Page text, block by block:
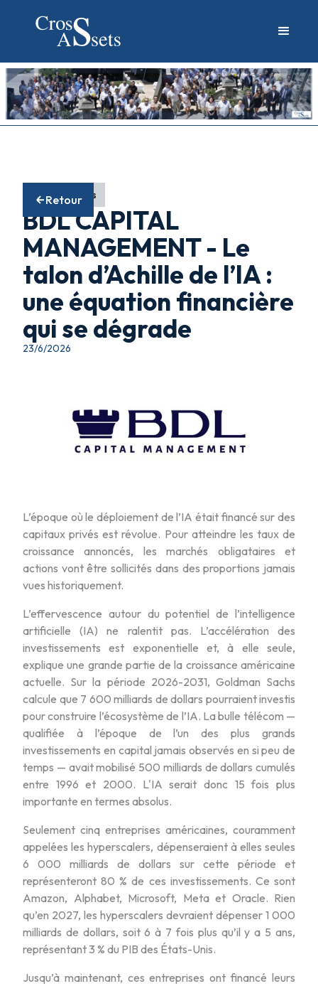
Retour
Fonds actions
BDL CAPITAL
MANAGEMENT - Le
talon d’Achille de l’IA :
une équation financière
qui se dégrade
23/6/2026
L’époque où le déploiement de l’IA était financé sur des
capitaux privés est révolue. Pour atteindre les taux de
croissance annoncés, les marchés obligataires et
actions vont être sollicités dans des proportions jamais
vues historiquement.
L’effervescence autour du potentiel de l’intelligence
artificielle (IA) ne ralentit pas. L’accélération des
investissements est exponentielle et, à elle seule,
explique une grande partie de la croissance américaine
actuelle. Sur la période 2026-2031, Goldman Sachs
calcule que 7 600 milliards de dollars pourraient investis
pour construire l’écosystème de l’IA. La bulle télécom —
qualifiée à l’époque de l’un des plus grands
investissements en capital jamais observés en si peu de
temps — avait mobilisé 500 milliards de dollars cumulés
entre 1996 et 2000. L'IA serait donc 15 fois plus
importante en termes absolus.
Seulement cinq entreprises américaines, couramment
appelées les hyperscalers, dépenseraient à elles seules
6 000 milliards de dollars sur cette période et
représenteront 80 % de ces investissements. Ce sont
Amazon, Alphabet, Microsoft, Meta et Oracle. Rien
qu’en 2027, les hyperscalers devraient dépenser 1 000
milliards de dollars, soit 6 à 7 fois plus qu’il y a 5 ans,
représentant 3 % du PIB des États-Unis.
Jusqu’à maintenant, ces entreprises ont financé leurs